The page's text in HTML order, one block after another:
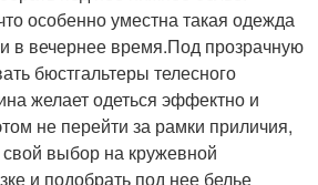
особенно уместна такая одежда
в вечернее время.Под прозрачную
бюстгальтеры телесного
желает одеться эффектно и
не перейти за рамки приличия,
свой выбор на кружевной
и подобрать под нее белье